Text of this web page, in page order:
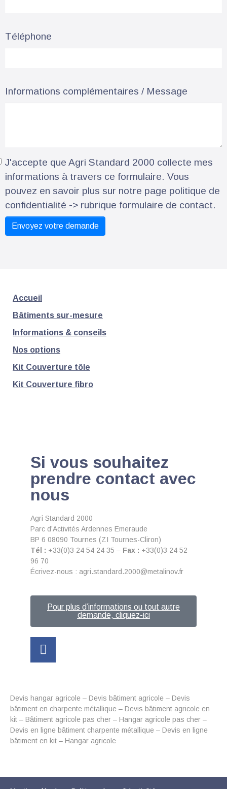
Téléphone
Informations complémentaires / Message
J'accepte que Agri Standard 2000 collecte mes
informations à travers ce formulaire. Vous
pouvez en savoir plus sur notre page politique de
confidentialité -> rubrique formulaire de contact.
Accueil
Bâtiments sur-mesure
Informations & conseils
Nos options
Kit Couverture tôle
Kit Couverture fibro
Si vous souhaitez
prendre contact avec
nous
Agri Standard 2000
Parc d’Activités Ardennes Emeraude
BP 6 08090 Tournes (ZI Tournes-Cliron)
Tél : +33(0)3 24 54 24 35 – Fax : +33(0)3 24 52
96 70
Écrivez-nous : agri.standard.2000@metalinov.fr
Pour plus d’informations ou tout autre
demande, cliquez-ici
Devis hangar agricole – Devis bâtiment agricole – Devis
bâtiment en charpente métallique – Devis bâtiment agricole en
kit – Bâtiment agricole pas cher – Hangar agricole pas cher –
Devis en ligne bâtiment charpente métallique – Devis en ligne
bâtiment en kit – Hangar agricole